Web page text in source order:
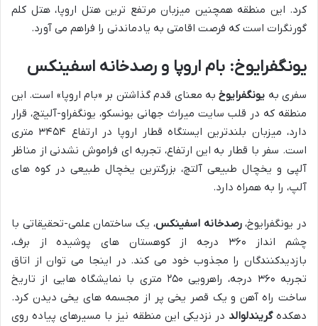
کرد. این منطقه همچنین میزبان مرتفع ترین هتل اروپا، هتل کلم
گورنگرات است که فرصت اقامتی به یادماندنی را فراهم می آورد.
یونگفرایوخ: بام اروپا و رصدخانه اسفینکس
سفری به یونگفرایوخبه معنای قدم گذاشتن بر «بام اروپا» است. این
منطقه که در قلب سایت میراث جهانی یونسکو، یونگفراو-آلیتچ، قرار
دارد، میزبان بلندترین ایستگاه قطار اروپا در ارتفاع ۳۴۵۴ متری
است. سفر با قطار به این ارتفاع، تجربه ای فراموش نشدنی از مناظر
آلپی و یخچال طبیعی آلتچ، بزرگترین یخچال طبیعی در کوه های
آلپ، را به همراه دارد.
در یونگفرایوخ،رصدخانه اسفینکس، یک ساختمان علمی-تحقیقاتی با
چشم انداز ۳۶۰ درجه از کوهستان های پوشیده از برف،
بازدیدکنندگان را مجذوب خود می کند. در اینجا می توان از اتاق
تجربه ۳۶۰ درجه، راهرویی ۲۵۰ متری با نمایشگاه هایی از تاریخ
ساخت راه آهن و یک قصر یخی پر از مجسمه های یخی دیدن کرد.
دهکدهگریندلوالد در نزدیکی این منطقه نیز با مسیرهای پیاده روی